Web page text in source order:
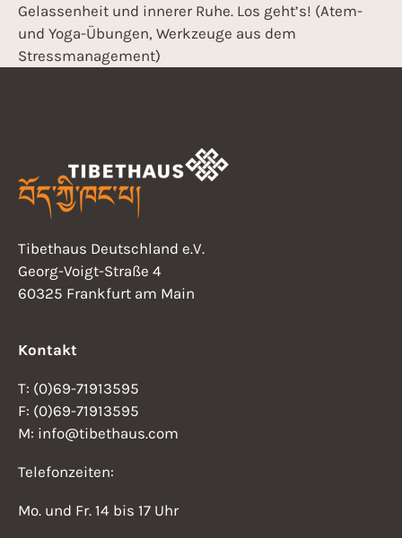
Gelassenheit und innerer Ruhe. Los geht’s! (Atem-
und Yoga-Übungen, Werkzeuge aus dem
Stressmanagement)
Tibethaus Deutschland e.V.
Georg-Voigt-Straße 4
60325 Frankfurt am Main
Kontakt
T: (0)69-71913595
F: (0)69-71913595
M: info@tibethaus.com
Telefonzeiten:
Mo. und Fr. 14 bis 17 Uhr